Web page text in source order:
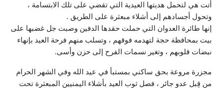
أتت هي لتحمل هديتها العيدية التي تقضي على تلك الابتسامة ،
وتحول أجسادهم إلى أشلاء مبعثرة على الطريق .
إنها طائرة العدوان التي حملت حقدها الدفين وصبت جل غضبها على
بيت بمحافظة حجة لتهدمه فوقهم ، وتسلب منهم فرحة العيد بإنهاء
نبضات قلوبهم ، وتغير نسمات الفرح إلى حزن وأسى.
مجزرة مروعة بحق ساكني بمستبأ في عيد الله وفي الشهر الحرام
من قِبل عدو جائر ، فصل ثوب العيد بأشلاء اليمنيين المبعثرة تحت